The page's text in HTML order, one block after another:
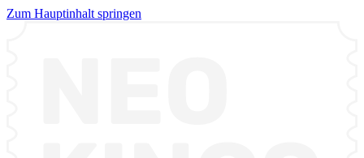
Zum Hauptinhalt springen